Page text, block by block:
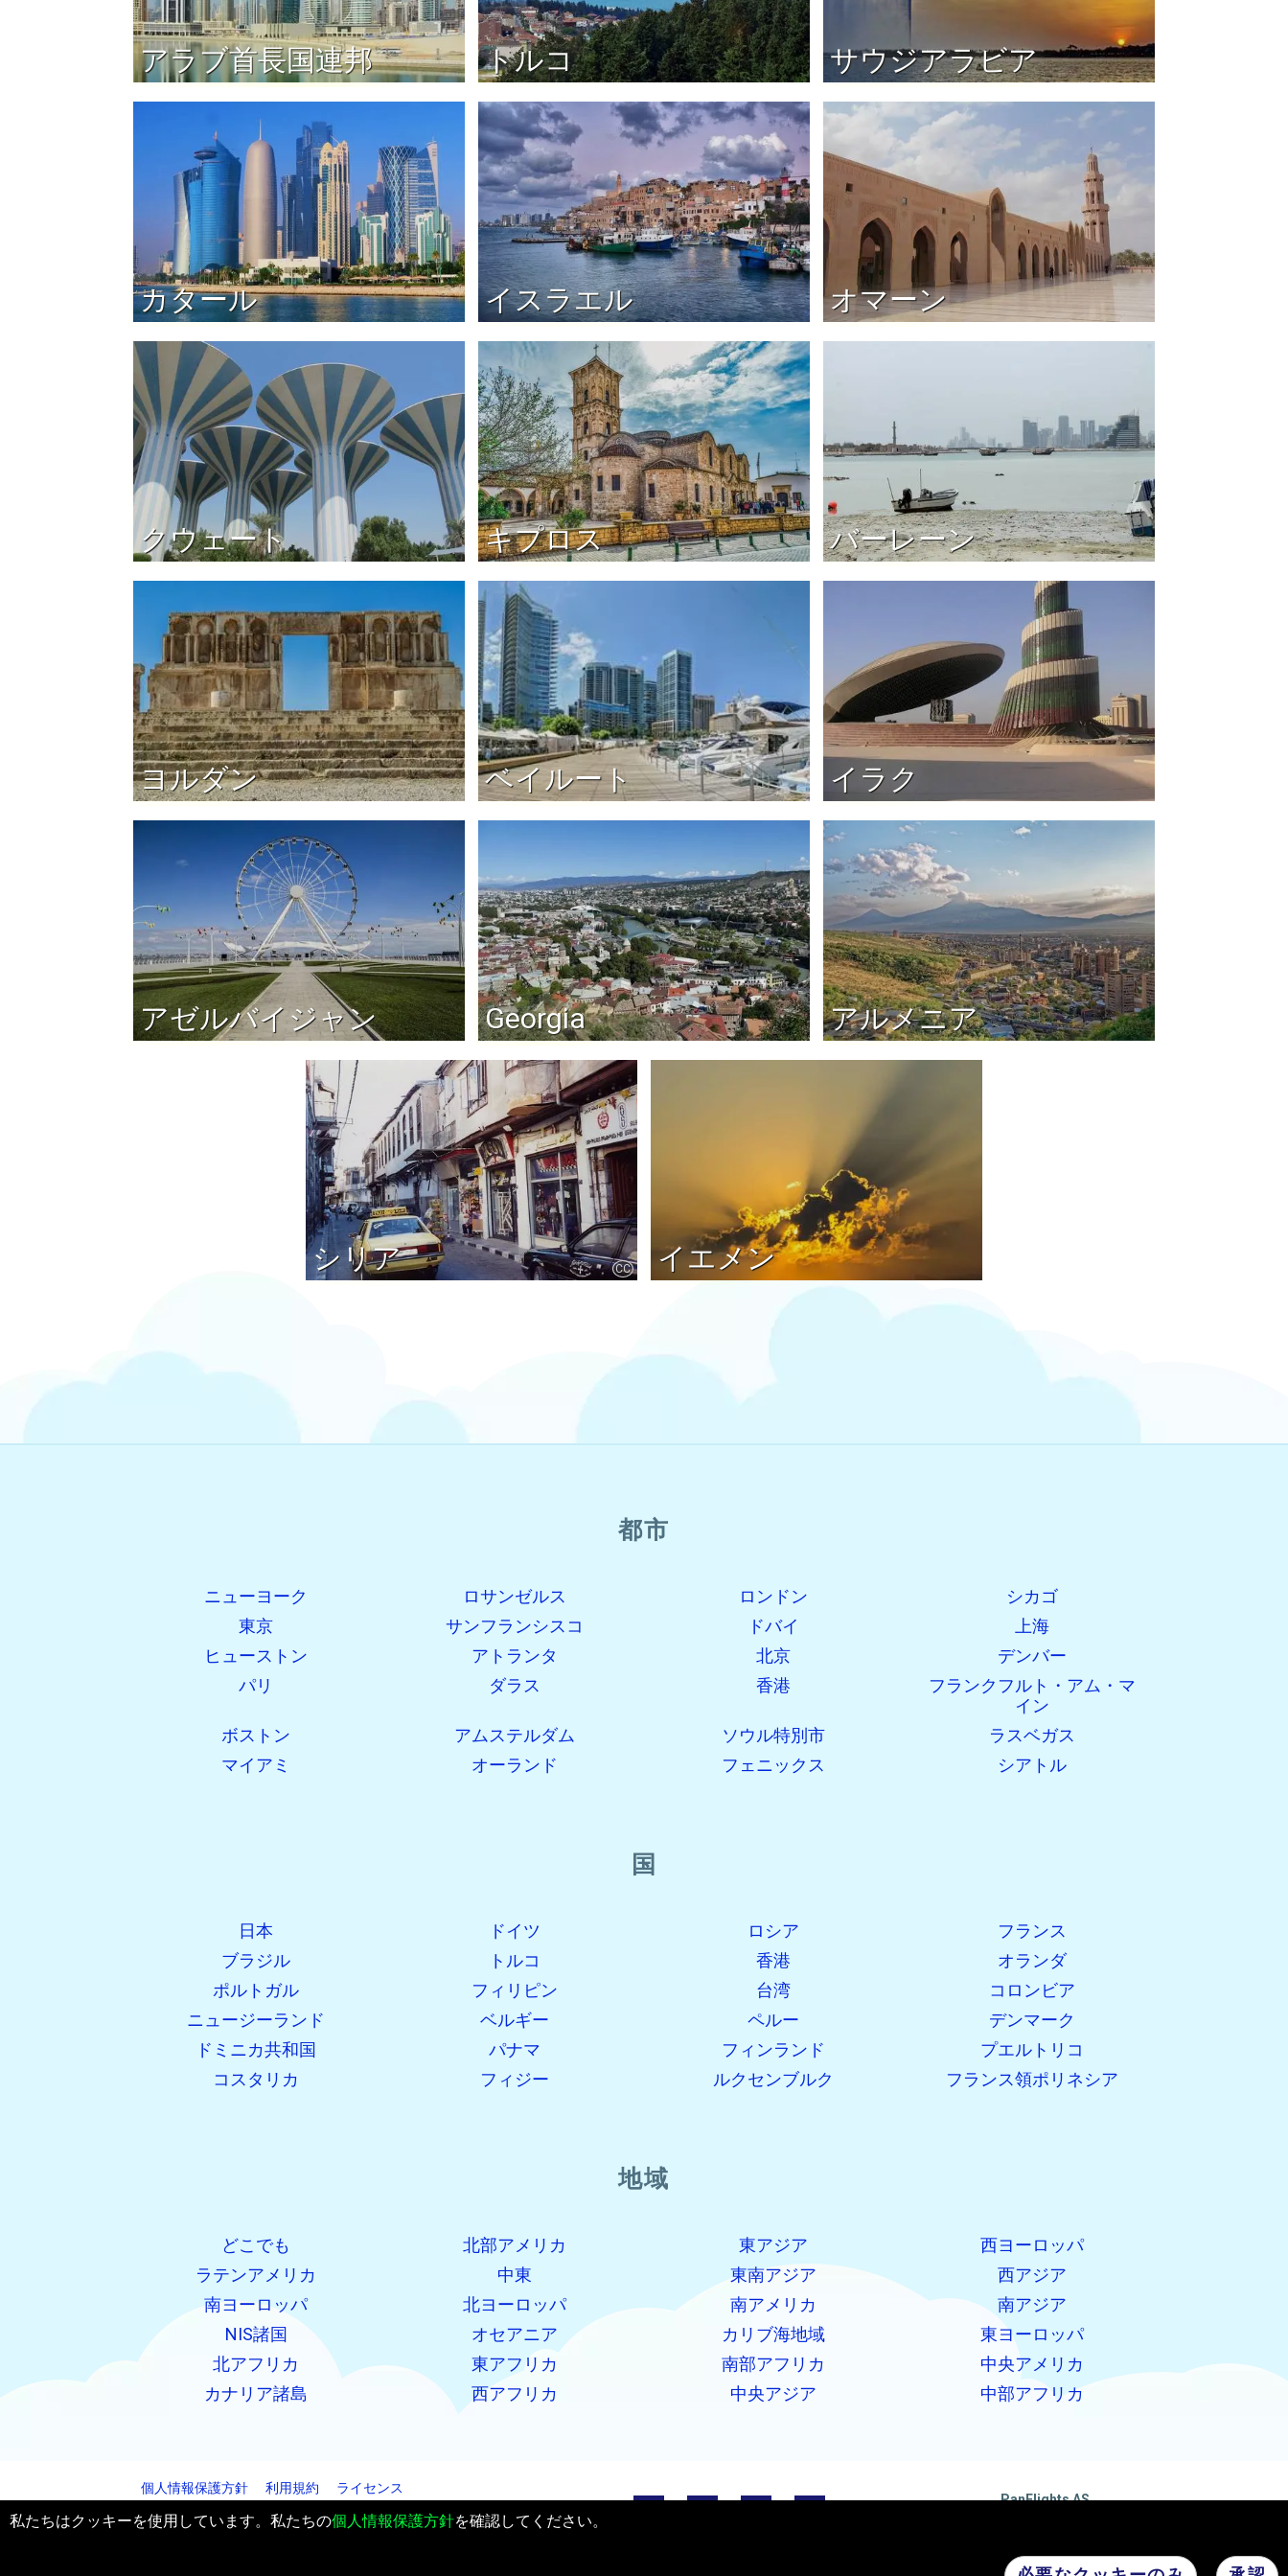
私たちはクッキーを使用しています。私たちの個人情報保護方針を確認してください。
アラブ首長国連邦 トルコ サウジアラビア
カタール イスラエル オマーン
クウェート キプロス バーレーン
ヨルダン ベイルート イラク
アゼルバイジャン Georgia アルメニア
シリア CC イエメン
都市
ニューヨーク ロサンゼルス ロンドン
シカゴ
東京
サンフランシスコ ドバイ
上海
ヒューストン
アトランタ 北京
デンバー
パリ
ダラス 香港
フランクフルト・アム・マ
イン
ボストン
アムステルダム ソウル特別市
ラスベガス
マイアミ
オーランド フェニックス シアトル
国
日本 ドイツ ロシア
フランス
ブラジル
トルコ 香港
オランダ
ポルトガル
フィリピン 台湾
コロンビア
ニュージーランド
ベルギー ペルー
デンマーク
ドミニカ共和国
パナマ フィンランド
プエルトリコ
コスタリカ
フィジー ルクセンブルク フランス領ポリネシア
地域
どこでも 北部アメリカ 東アジア
西ヨーロッパ
ラテンアメリカ
中東 東南アジア
西アジア
南ヨーロッパ
北ヨーロッパ 南アメリカ
南アジア
NIS諸国
オセアニア カリブ海地域
東ヨーロッパ
北アフリカ
東アフリカ 南部アフリカ
中央アメリカ
カナリア諸島
西アフリカ 中央アジア 中部アフリカ
個人情報保護方針 利用規約
ライセンス
お問い合わせ
PanFlights AS